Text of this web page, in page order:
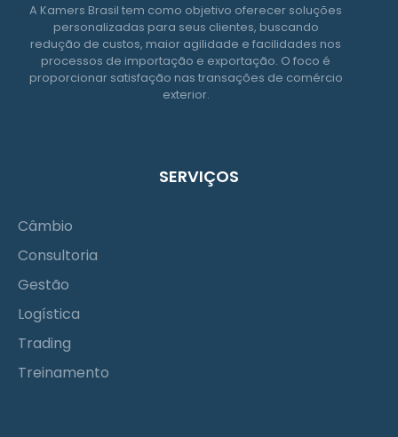
A Kamers Brasil tem como objetivo oferecer soluções
personalizadas para seus clientes, buscando
redução de custos, maior agilidade e facilidades nos
processos de importação e exportação. O foco é
proporcionar satisfação nas transações de comércio
exterior.
SERVIÇOS
Câmbio
Consultoria
Gestão
Logística
Trading
Treinamento